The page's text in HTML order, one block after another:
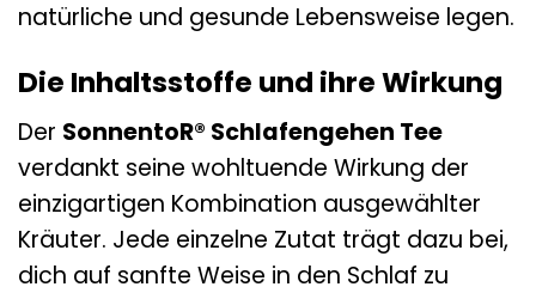
natürliche und gesunde Lebensweise legen.
Die Inhaltsstoffe und ihre Wirkung
Der SonnentoR® Schlafengehen Tee
verdankt seine wohltuende Wirkung der
einzigartigen Kombination ausgewählter
Kräuter. Jede einzelne Zutat trägt dazu bei,
dich auf sanfte Weise in den Schlaf zu